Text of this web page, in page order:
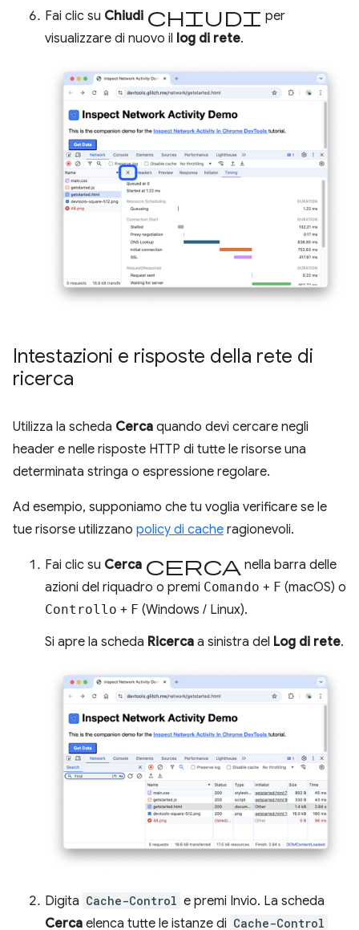
Fai clic su Chiudi Chiudi per
visualizzare di nuovo il log di rete.
Intestazioni e risposte della rete di
ricerca
Utilizza la scheda Cerca quando devi cercare negli
header e nelle risposte HTTP di tutte le risorse una
determinata stringa o espressione regolare.
Ad esempio, supponiamo che tu voglia verificare se le
tue risorse utilizzano policy di cache ragionevoli.
Fai clic su Cerca Cerca nella barra delle
azioni del riquadro o premi Comando + F (macOS) o
Controllo + F (Windows / Linux).
Si apre la scheda Ricerca a sinistra del Log di rete.
Digita Cache-Control e premi Invio. La scheda
Cerca elenca tutte le istanze di Cache-Control